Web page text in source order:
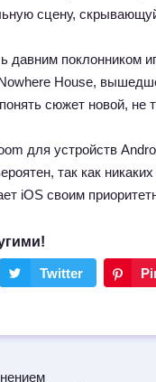
сцену,
давним поклонником
House,
сюжет новой, не
для устройств
так как
iOS своим